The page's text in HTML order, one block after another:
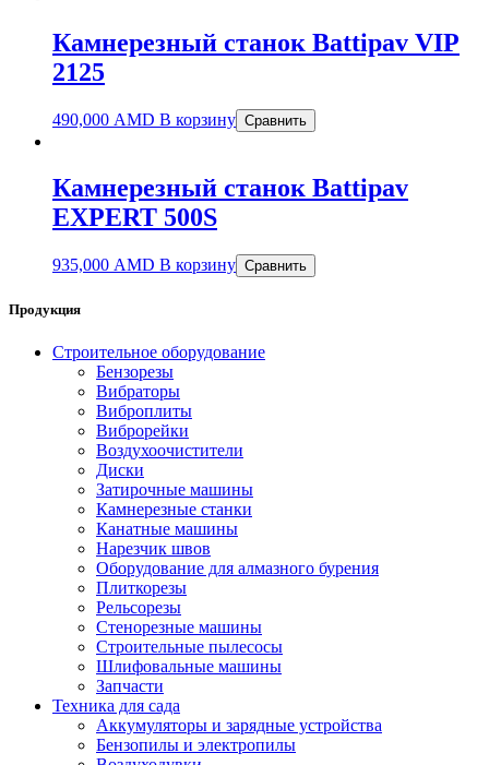
Камнерезный станок Battipav VIP
2125
490,000 AMD В корзину Сравнить
Камнерезный станок Battipav
EXPERT 500S
935,000 AMD В корзину Сравнить
Продукция
Строительное оборудование
Бензорезы
Вибраторы
Виброплиты
Виброрейки
Воздухоочистители
Диски
Затирочные машины
Камнерезные станки
Канатные машины
Нарезчик швов
Оборудование для алмазного бурения
Плиткорезы
Рельсорезы
Стенорезные машины
Строительные пылесосы
Шлифовальные машины
Запчасти
Техника для сада
Аккумуляторы и зарядные устройства
Бензопилы и электропилы